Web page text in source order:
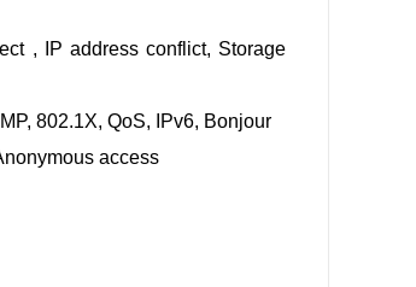
, IP address conflict, Storage
802.1X, QoS, IPv6, Bonjour
access